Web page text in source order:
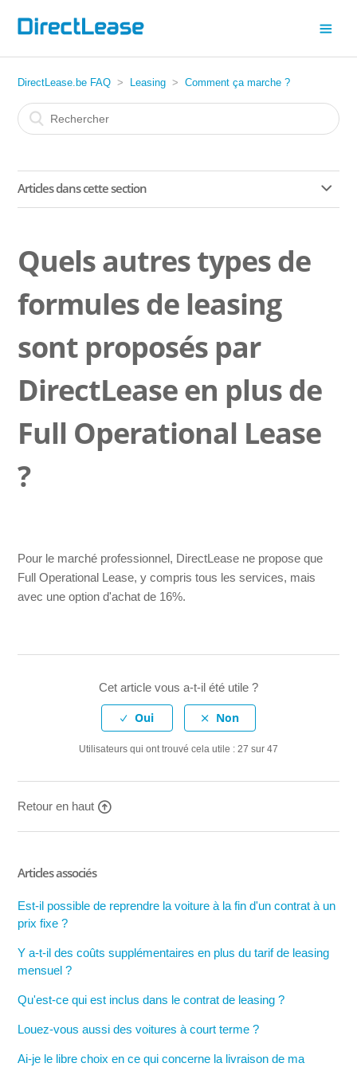
DirectLease.be FAQ Leasing Comment ça marche ?
Articles dans cette section
Y a-t-il des coûts supplémentaires en plus du tarif de
leasing mensuel ?
Je veux prendre une camionnette en leasing, est-ce
possible ?
Quels autres types de formules de leasing sont proposés
voiture ?
Quels autres types de
formules de leasing
sont proposés par
DirectLease en plus de
Full Operational Lease
?
Pour le marché professionnel, DirectLease ne propose que
Full Operational Lease, y compris tous les services, mais
avec une option d'achat de 16%.
Cet article vous a-t-il été utile ?
Utilisateurs qui ont trouvé cela utile : 27 sur 47
Retour en haut
Articles associés
Est-il possible de reprendre la voiture à la fin d'un contrat à un
prix fixe ?
Y a-t-il des coûts supplémentaires en plus du tarif de leasing
mensuel ?
Qu'est-ce qui est inclus dans le contrat de leasing ?
Louez-vous aussi des voitures à court terme ?
Ai-je le libre choix en ce qui concerne la livraison de ma